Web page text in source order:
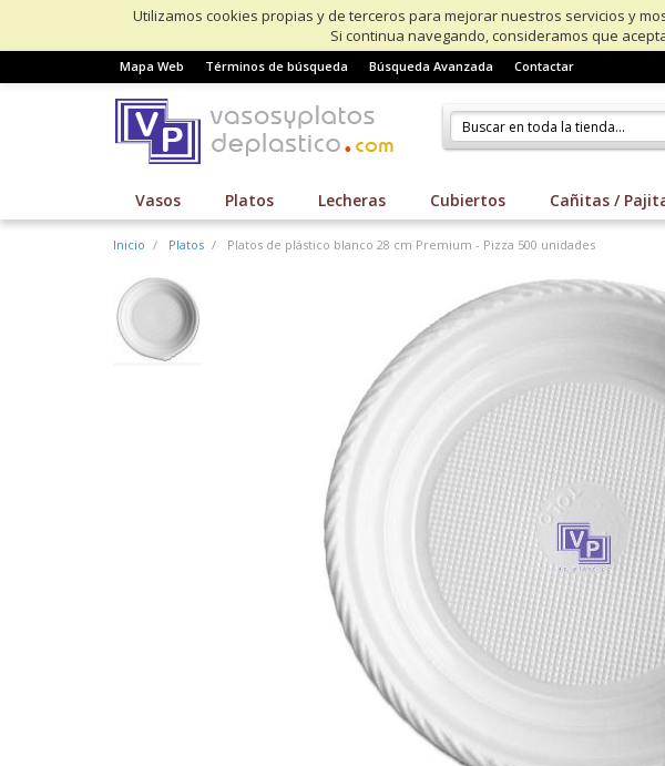
Utilizamos cookies propias y de terceros para mejorar nuestros servicios y
Si continua navegando, consideramos que
Mapa Web Términos de búsqueda Búsqueda Avanzada Contactar
Vasos Platos Lecheras Cubiertos Cañitas /
Inicio Platos Platos de plástico blanco 28 cm Premium - Pizza 500 unidades